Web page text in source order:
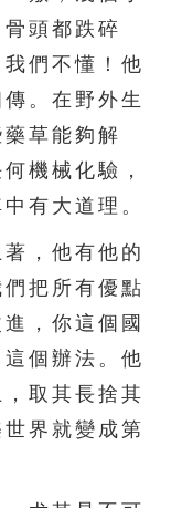
頭都跌碎
們不懂！他
。在野外生
草能夠解
機械化驗，
有大道理。
，他有他的
把所有優點
，你這個國
個辦法。他
取其長捨其
界就變成第